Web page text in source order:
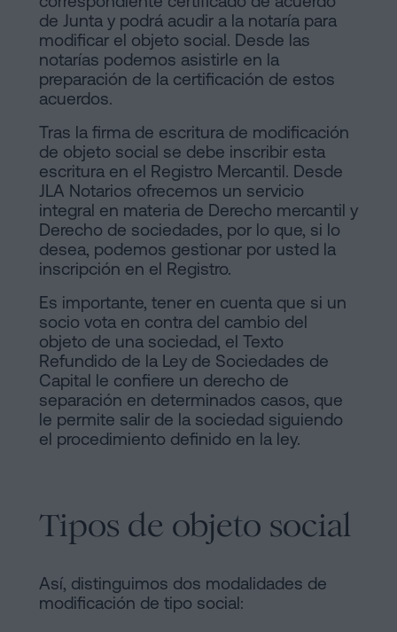
de Junta y podrá acudir a la notaría para
modificar el objeto social. Desde las
notarías podemos asistirle en la
preparación de la certificación de estos
acuerdos.
Tras la firma de escritura de modificación
de objeto social se debe inscribir esta
escritura en el Registro Mercantil. Desde
JLA Notarios ofrecemos un servicio
integral en materia de Derecho mercantil y
Derecho de sociedades, por lo que, si lo
desea, podemos gestionar por usted la
inscripción en el Registro.
Es importante, tener en cuenta que si un
socio vota en contra del cambio del
objeto de una sociedad, el Texto
Refundido de la Ley de Sociedades de
Capital le confiere un derecho de
separación en determinados casos, que
le permite salir de la sociedad siguiendo
el procedimiento definido en la ley.
Tipos de objeto social
Así, distinguimos dos modalidades de
modificación de tipo social: